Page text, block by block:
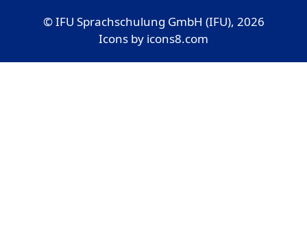
© IFU Sprachschulung GmbH (IFU), 2026
Icons by icons8.com